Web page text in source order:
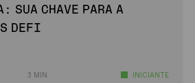
SUA CHAVE PARA A
DEFI
3 MIN INICIANTE